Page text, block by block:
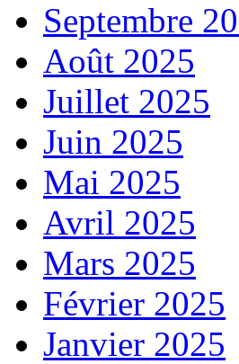
Septembre
Août 2025
Juillet 2025
Juin 2025
Mai 2025
Avril 2025
Mars 2025
Février 2025
Janvier 2025